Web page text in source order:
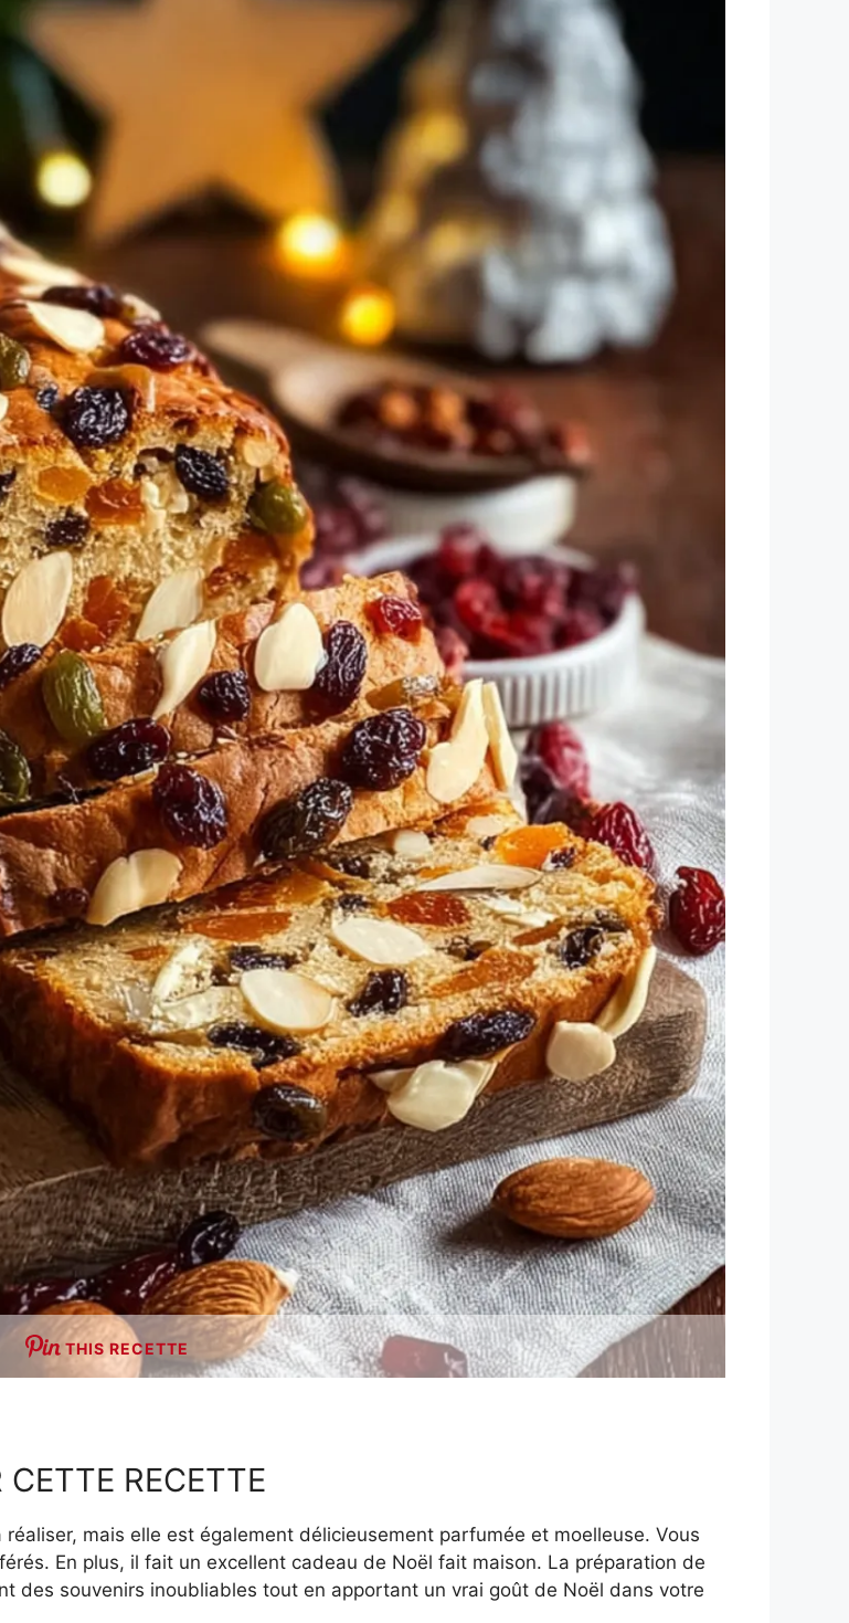
THIS RECETTE
RECETTE
mais elle est également délicieusement parfumée et moelleuse. Vous
En plus, il fait un excellent cadeau de Noël fait maison. La préparation de
des souvenirs inoubliables tout en apportant un vrai goût de Noël dans votre